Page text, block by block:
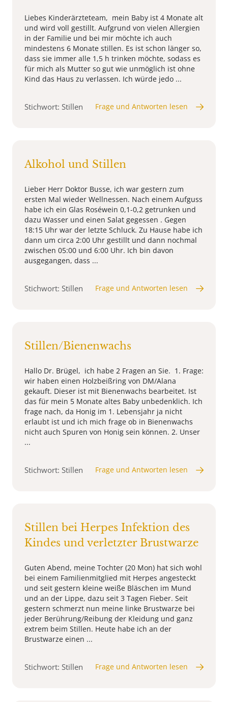
Liebes Kinderärzteteam, mein Baby ist 4 Monate alt
und wird voll gestillt. Aufgrund von vielen Allergien
in der Familie und bei mir möchte ich auch
mindestens 6 Monate stillen. Es ist schon länger so,
dass sie immer alle 1,5 h trinken möchte, sodass es
für mich als Mutter so gut wie unmöglich ist ohne
Kind das Haus zu verlassen. Ich würde jedo ...
Stichwort: Stillen Frage und Antworten lesen
Alkohol und Stillen
Lieber Herr Doktor Busse, ich war gestern zum
ersten Mal wieder Wellnessen. Nach einem Aufguss
habe ich ein Glas Roséwein 0,1-0,2 getrunken und
dazu Wasser und einen Salat gegessen . Gegen
18:15 Uhr war der letzte Schluck. Zu Hause habe ich
dann um circa 2:00 Uhr gestillt und dann nochmal
zwischen 05:00 und 6:00 Uhr. Ich bin davon
ausgegangen, dass ...
Stichwort: Stillen Frage und Antworten lesen
Stillen/Bienenwachs
Hallo Dr. Brügel, ich habe 2 Fragen an Sie. 1. Frage:
wir haben einen Holzbeißring von DM/Alana
gekauft. Dieser ist mit Bienenwachs bearbeitet. Ist
das für mein 5 Monate altes Baby unbedenklich. Ich
frage nach, da Honig im 1. Lebensjahr ja nicht
erlaubt ist und ich mich frage ob in Bienenwachs
nicht auch Spuren von Honig sein können. 2. Unser
...
Stichwort: Stillen Frage und Antworten lesen
Stillen bei Herpes Infektion des
Kindes und verletzter Brustwarze
Guten Abend, meine Tochter (20 Mon) hat sich wohl
bei einem Familienmitglied mit Herpes angesteckt
und seit gestern kleine weiße Bläschen im Mund
und an der Lippe, dazu seit 3 Tagen Fieber. Seit
gestern schmerzt nun meine linke Brustwarze bei
jeder Berührung/Reibung der Kleidung und ganz
extrem beim Stillen. Heute habe ich an der
Brustwarze einen ...
Stichwort: Stillen Frage und Antworten lesen